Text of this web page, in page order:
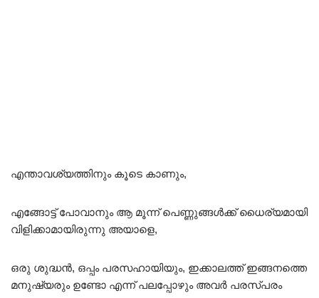
എന്താവശ്യത്തിനും കൂടെ കാണും,
എങ്ങോട്ട് പോവാനും ആ മൂന്ന് പെണ്ണുങ്ങൾക്ക് ധൈര്യമായി
വിളിക്കാമായിരുന്നു അയാളെ,
ഒരു ശുദ്ധൻ, ഒപ്പം പരസഹായിയും, ഇക്കാലത്ത് ഇങ്ങനത്തെ
മനുഷ്യരും ഉണ്ടോ എന്ന് പലപ്പോഴും അവർ പരസ്പരം